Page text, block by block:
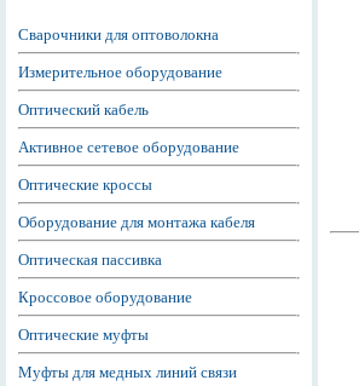
Сварочники для оптоволокна
Измерительное оборудование
Оптический кабель
Активное сетевое оборудование
Оптические кроссы
Оборудование для монтажа кабеля
Оптическая пассивка
Кроссовое оборудование
Оптические муфты
Муфты для медных линий связи